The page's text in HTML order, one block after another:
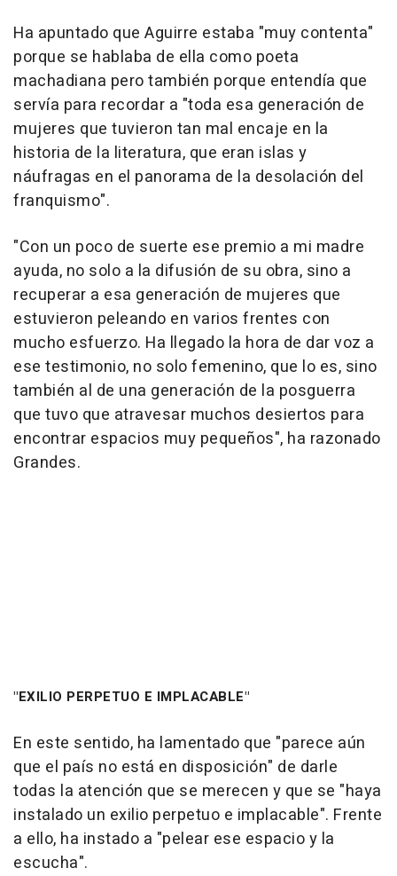
Ha apuntado que Aguirre estaba "muy contenta"
porque se hablaba de ella como poeta
machadiana pero también porque entendía que
servía para recordar a "toda esa generación de
mujeres que tuvieron tan mal encaje en la
historia de la literatura, que eran islas y
náufragas en el panorama de la desolación del
franquismo".
"Con un poco de suerte ese premio a mi madre
ayuda, no solo a la difusión de su obra, sino a
recuperar a esa generación de mujeres que
estuvieron peleando en varios frentes con
mucho esfuerzo. Ha llegado la hora de dar voz a
ese testimonio, no solo femenino, que lo es, sino
también al de una generación de la posguerra
que tuvo que atravesar muchos desiertos para
encontrar espacios muy pequeños", ha razonado
Grandes.
"EXILIO PERPETUO E IMPLACABLE"
En este sentido, ha lamentado que "parece aún
que el país no está en disposición" de darle
todas la atención que se merecen y que se "haya
instalado un exilio perpetuo e implacable". Frente
a ello, ha instado a "pelear ese espacio y la
escucha".